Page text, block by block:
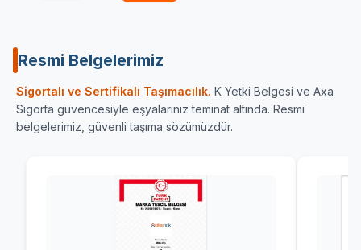
Resmi Belgelerimiz
Sigortalı ve Sertifikalı Taşımacılık. K Yetki Belgesi ve Axa
Sigorta güvencesiyle eşyalarınız teminat altında. Resmi
belgelerimiz, güvenli taşıma sözümüzdür.